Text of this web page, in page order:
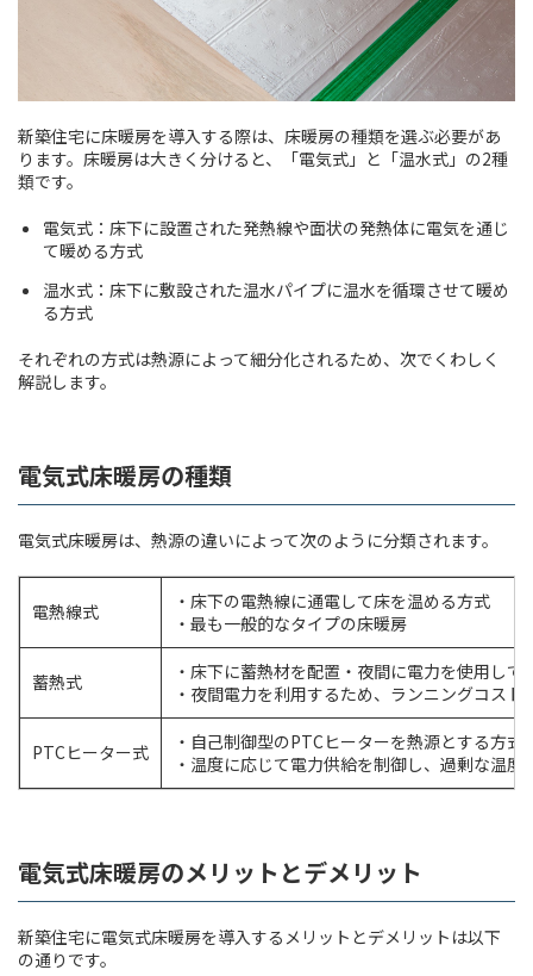
新築住宅に床暖房を導入する際は、床暖房の種類を選ぶ必要があ
ります。床暖房は大きく分けると、「電気式」と「温水式」の2種
類です。
電気式：床下に設置された発熱線や面状の発熱体に電気を通じ
て暖める方式
温水式：床下に敷設された温水パイプに温水を循環させて暖め
る方式
それぞれの方式は熱源によって細分化されるため、次でくわしく
解説します。
電気式床暖房の種類
電気式床暖房は、熱源の違いによって次のように分類されます。
電熱線式
・床下の電熱線に通電して床を温める方式
・最も一般的なタイプの床暖房
蓄熱式
・床下に蓄熱材を配置・夜間に電力を使用し
・夜間電力を利用するため、ランニングコス
PTCヒーター式
・自己制御型のPTCヒーターを熱源とする方式
・温度に応じて電力供給を制御し、過剰な温度
電気式床暖房のメリットとデメリット
新築住宅に電気式床暖房を導入するメリットとデメリットは以下
の通りです。